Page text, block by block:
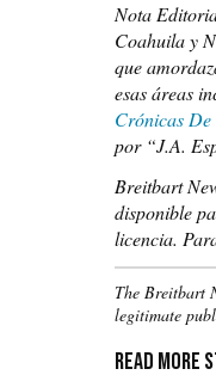
Nota
Coahuila y
que
esas áreas
Crónicas De
por“J.A.
Breitbart
disponible
licencia.
The Breitbart
legitimate